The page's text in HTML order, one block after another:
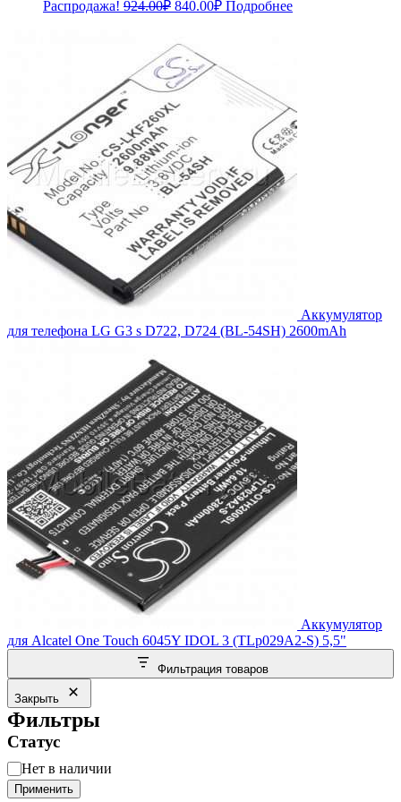
Распродажа! 924.00₽
924.00₽.
840.00₽ Подробнее
Аккумулятор
для телефона LG G3 s D722, D724 (BL-54SH) 2600mAh
Аккумулятор
для Alcatel One Touch 6045Y IDOL 3 (TLp029A2-S) 5,5"
Фильтрация товаров
Закрыть
Фильтры
Статус
Статус
Нет в наличии
Применить